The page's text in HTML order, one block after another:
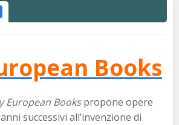
Books
European Bookspropone opere
successivi all’invenzione di